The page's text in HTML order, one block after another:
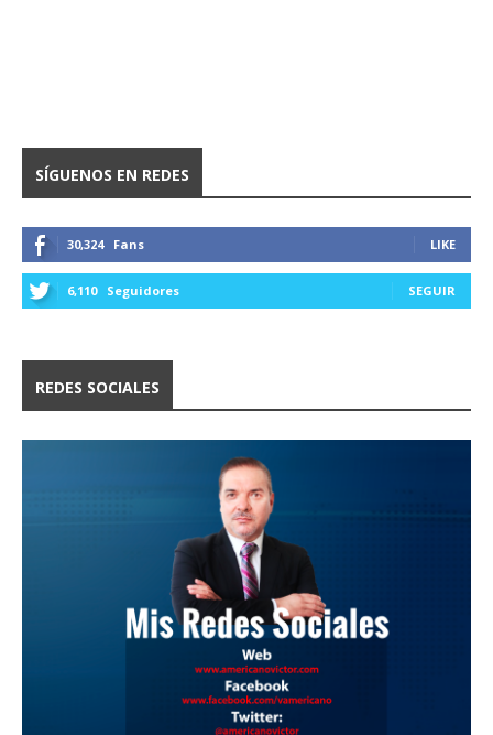
SÍGUENOS EN REDES
30,324 Fans LIKE
6,110 Seguidores SEGUIR
REDES SOCIALES